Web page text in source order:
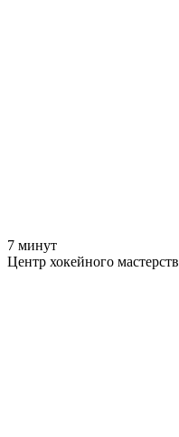
7 минут
Центр хокейного